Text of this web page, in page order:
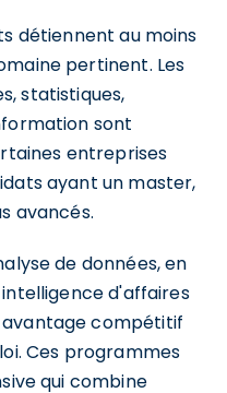
détiennent au moins
pertinent. Les
statistiques,
sont
entreprises
ayant un master,
avancés.
de données, en
d'affaires
compétitif
Ces programmes
qui combine